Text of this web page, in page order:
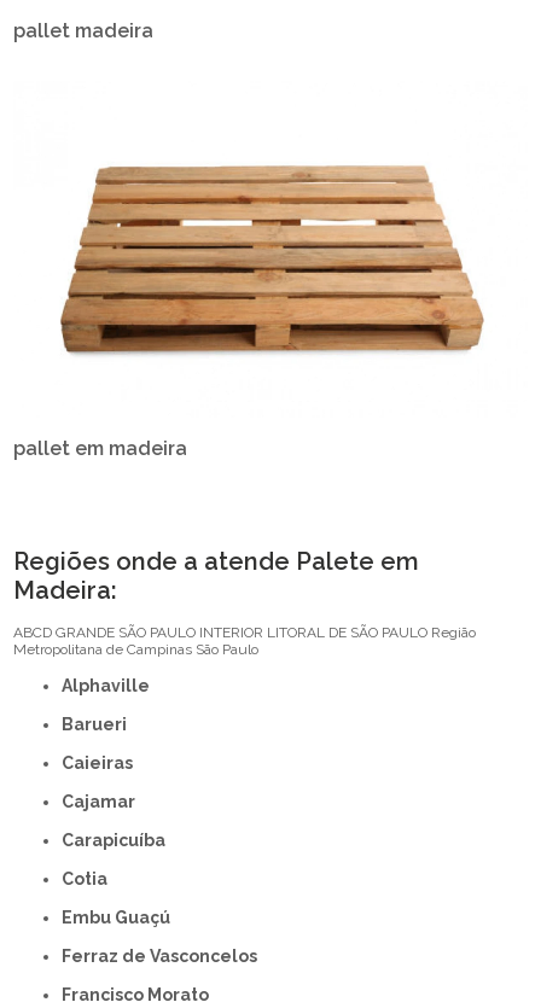
pallet madeira
pallet em madeira
Regiões onde a atende Palete em
Madeira:
ABCD GRANDE SÃO PAULO INTERIOR LITORAL DE SÃO PAULO Região
Metropolitana de Campinas São Paulo
Alphaville
Barueri
Caieiras
Cajamar
Carapicuíba
Cotia
Embu Guaçú
Ferraz de Vasconcelos
Francisco Morato